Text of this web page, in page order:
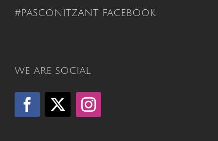
#PASCONITZANT FACEBOOK
WE ARE SOCIAL